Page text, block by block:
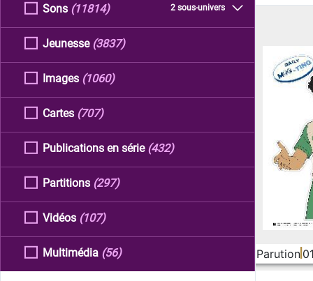
Sons 2 sous-univers
(11814)
Jeunesse (3837)
Images (1060)
Cartes (707)
Publications en série (432)
Partitions (297)
Vidéos (107)
Multimédia (56) Parution